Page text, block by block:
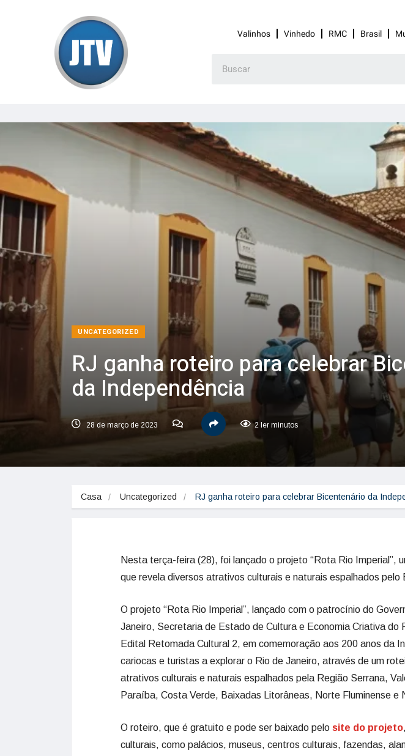
Valinhos Vinhedo RMC Brasil
UNCATEGORIZED
RJ ganha roteiro para celebrar
da Independência
28 de março de 2023 2 ler minutos
Casa Uncategorized RJ ganha roteiro para celebrar Bicentenário da
Nesta terça-feira (28), foi lançado o projeto “Rota Rio Imperial”,
que revela diversos atrativos culturais e naturais espalhados pelo
O projeto “Rota Rio Imperial”, lançado com o patrocínio do
Janeiro, Secretaria de Estado de Cultura e Economia Criativa do
Edital Retomada Cultural 2, em comemoração aos 200 anos da
cariocas e turistas a explorar o Rio de Janeiro, através de um
atrativos culturais e naturais espalhados pela Região Serrana,
Paraíba, Costa Verde, Baixadas Litorâneas, Norte Fluminense e
O roteiro, que é gratuito e pode ser baixado pelo site do projeto
culturais, como palácios, museus, centros culturais, fazendas,